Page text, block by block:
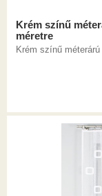
Krém színű
méretre
Krém színű méterárú